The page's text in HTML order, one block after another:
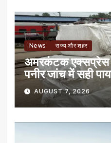
News राज्य और शहर
अमरकंटक एक्सप्रेस
पनीर जांच में सही
AUGUST 7, 2026